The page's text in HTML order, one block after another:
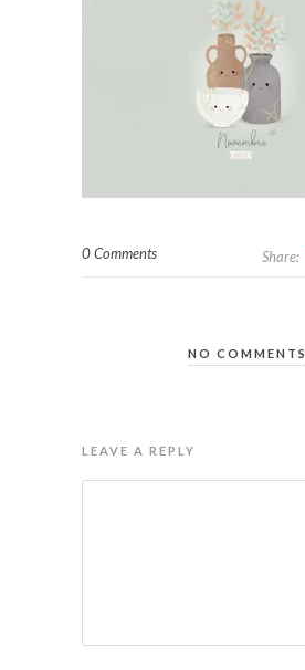
0 Comments Share:
NO COMMENTS
LEAVE A REPLY